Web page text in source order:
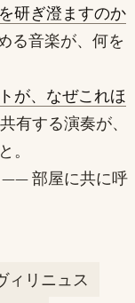
研ぎ澄ますのか
る音楽が、何を
が、なぜこれほ
有する演奏が、
。
—— 部屋に共に呼
ィリニュス